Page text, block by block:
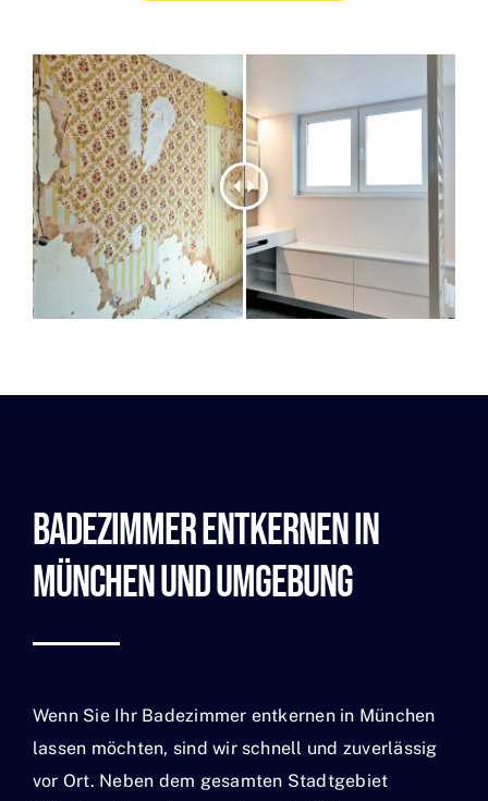
Badezimmer Entkernen In
München Und Umgebung
Wenn Sie Ihr Badezimmer entkernen in München
lassen möchten, sind wir schnell und zuverlässig
vor Ort. Neben dem gesamten Stadtgebiet